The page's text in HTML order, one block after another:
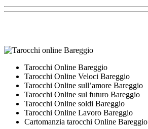
Tarocchi Online Bareggio
Tarocchi Online Veloci Bareggio
Tarocchi Online sull’amore Bareggio
Tarocchi Online sul futuro Bareggio
Tarocchi Online soldi Bareggio
Tarocchi Online Lavoro Bareggio
Cartomanzia tarocchi Online Bareggio